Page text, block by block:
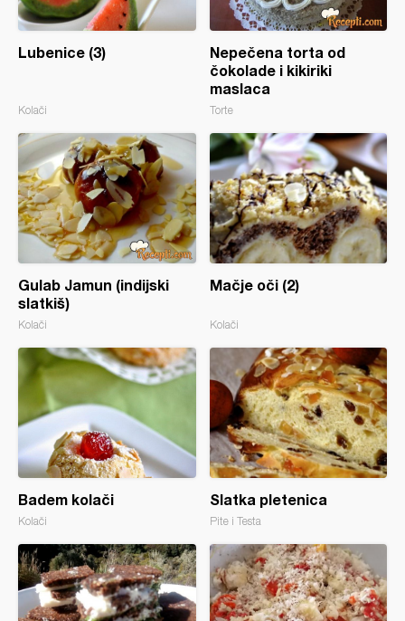
Lubenice (3)
Kolači
Nepečena torta od
čokolade i kikiriki
maslaca
Torte
Gulab Jamun (indijski
slatkiš)
Kolači
Mačje oči (2)
Kolači
Badem kolači
Kolači
Slatka pletenica
Pite i Testa